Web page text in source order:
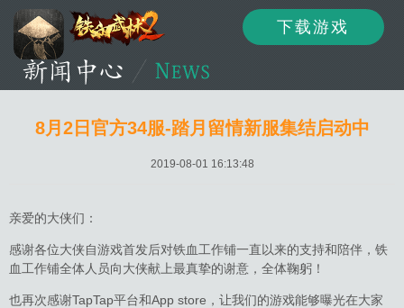
下载游戏
8月2日官方34服-踏月留情新服集结启动中
2019-08-01 16:13:48
亲爱的大侠们：
感谢各位大侠自游戏首发后对铁血工作铺一直以来的支持和陪伴，铁
血工作铺全体人员向大侠献上最真挚的谢意，全体鞠躬！
也再次感谢TapTap平台和App store，让我们的游戏能够曝光在大家
资讯